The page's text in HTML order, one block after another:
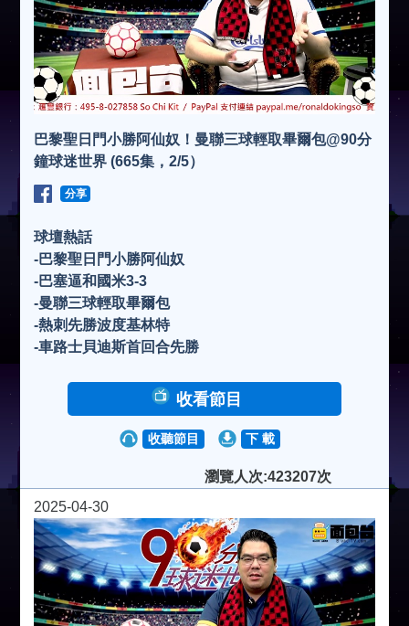
巴黎聖日門小勝阿仙奴！曼聯三球輕取畢爾包@90分
鐘球迷世界 (665集，2/5）
分享
球壇熱話
-巴黎聖日門小勝阿仙奴
-巴塞逼和國米3-3
-曼聯三球輕取畢爾包
-熱刺先勝波度基林特
-車路士貝迪斯首回合先勝
收看節目
收聽節目 下 載
瀏覽人次:423207次
2025-04-30